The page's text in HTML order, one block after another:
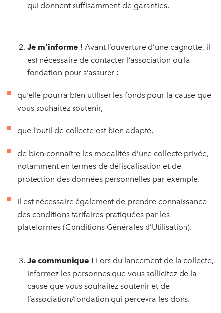
qui donnent suffisamment de garanties.
Je m’informe ! Avant l’ouverture d’une cagnotte, il
est nécessaire de contacter l’association ou la
fondation pour s’assurer :
qu’elle pourra bien utiliser les fonds pour la cause que
vous souhaitez soutenir,
que l’outil de collecte est bien adapté,
de bien connaître les modalités d’une collecte privée,
notamment en termes de défiscalisation et de
protection des données personnelles par exemple.
Il est nécessaire également de prendre connaissance
des conditions tarifaires pratiquées par les
plateformes (Conditions Générales d’Utilisation).
Je communique ! Lors du lancement de la collecte,
informez les personnes que vous sollicitez de la
cause que vous souhaitez soutenir et de
l’association/fondation qui percevra les dons.